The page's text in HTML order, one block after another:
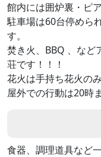
館内には囲炉裏・ピ
駐車場は60台停めら
す。
焚き火、BBQ 、など
荘です！！！
花火は手持ち花火の
屋外での行動は20時
食器、調理道具など